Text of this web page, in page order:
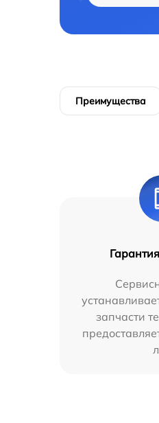
Преимущества
запчасти